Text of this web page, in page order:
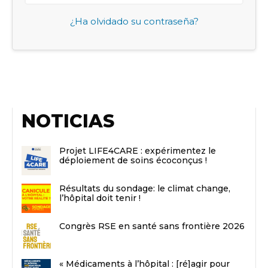
¿Ha olvidado su contraseña?
NOTICIAS
Projet LIFE4CARE : expérimentez le
déploiement de soins écoconçus !
Résultats du sondage: le climat change,
l’hôpital doit tenir !
Congrès RSE en santé sans frontière 2026
« Médicaments à l’hôpital : [ré]agir pour